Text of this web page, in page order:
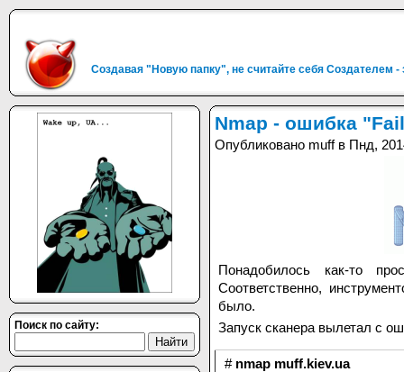
Создавая "Новую папку", не считайте себя Создателем
Nmap - ошибка
Опубликовано muff в Пнд,
Понадобилось как-то
Соответственно,
было.
Запуск сканера вылетал с
# nmap muff.kiev.ua
Поиск по сайту: